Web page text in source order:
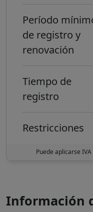
Período
de registro y
renovación
Tiempo de
registro
Restricciones
Puede aplicarse
Información